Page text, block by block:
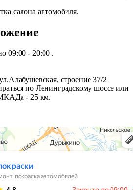
салона автомобиля.
09:00 - 20:00 .
строение 37/2
по Ленинградскому шоссе или
- 25 км.